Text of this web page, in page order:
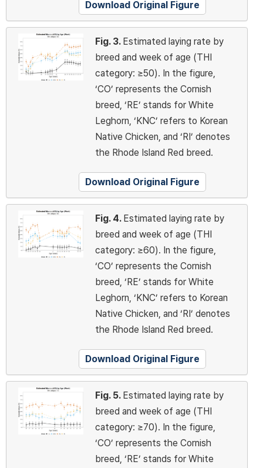
Download Original Figure
Fig. 3. Estimated laying rate by
breed and week of age (THI
category: ≥50). In the figure,
‘CO’ represents the Cornish
breed, ‘RE’ stands for White
Leghorn, ‘KNC’ refers to Korean
Native Chicken, and ‘RI’ denotes
the Rhode Island Red breed.
Download Original Figure
Fig. 4. Estimated laying rate by
breed and week of age (THI
category: ≥60). In the figure,
‘CO’ represents the Cornish
breed, ‘RE’ stands for White
Leghorn, ‘KNC’ refers to Korean
Native Chicken, and ‘RI’ denotes
the Rhode Island Red breed.
Download Original Figure
Fig. 5. Estimated laying rate by
breed and week of age (THI
category: ≥70). In the figure,
‘CO’ represents the Cornish
breed, ‘RE’ stands for White